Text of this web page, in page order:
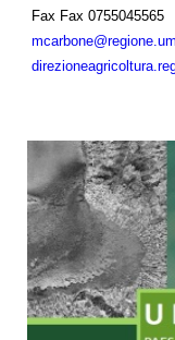
Fax Fax 0755045565